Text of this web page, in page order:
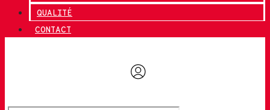
QUALITÉ
CONTACT